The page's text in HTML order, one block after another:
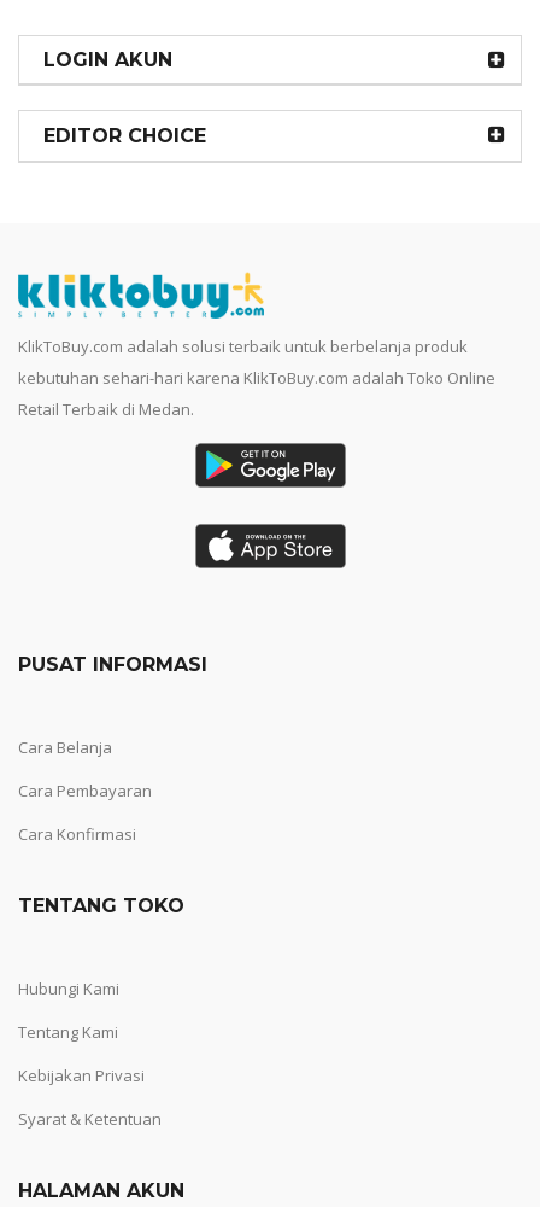
LOGIN AKUN
EDITOR CHOICE
KlikToBuy.com adalah solusi terbaik untuk berbelanja produk
kebutuhan sehari-hari karena KlikToBuy.com adalah Toko Online
Retail Terbaik di Medan.
PUSAT INFORMASI
Cara Belanja
Cara Pembayaran
Cara Konfirmasi
TENTANG TOKO
Hubungi Kami
Tentang Kami
Kebijakan Privasi
Syarat & Ketentuan
HALAMAN AKUN